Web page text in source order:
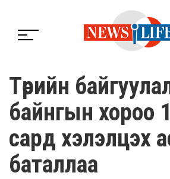
Төрийн
байнгын хороо
сард хэлэлцэх
баталлаа